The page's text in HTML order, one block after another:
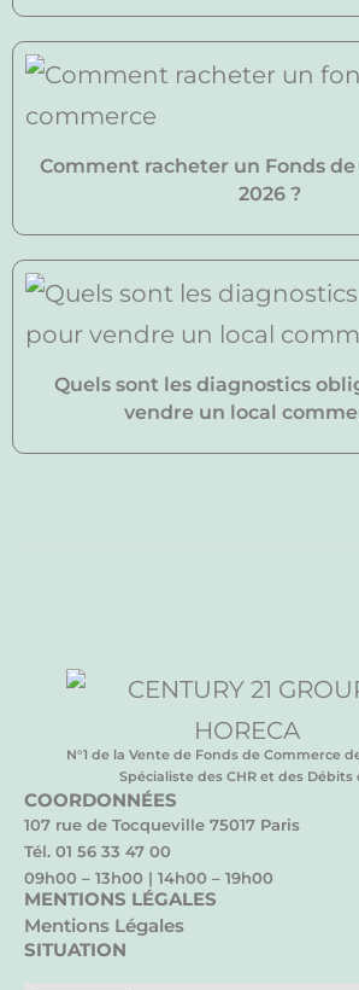
Comment racheter un Fonds
2026 ?
Quels sont les diagnostics
vendre un local
N°1 de la Vente de Fonds de Commerce
Spécialiste des CHR et des Débits
COORDONNÉES
107 rue de Tocqueville 75017 Paris
Tél. 01 56 33 47 00
09h00 – 13h00 | 14h00 – 19h00
MENTIONS LÉGALES
Mentions Légales
SITUATION